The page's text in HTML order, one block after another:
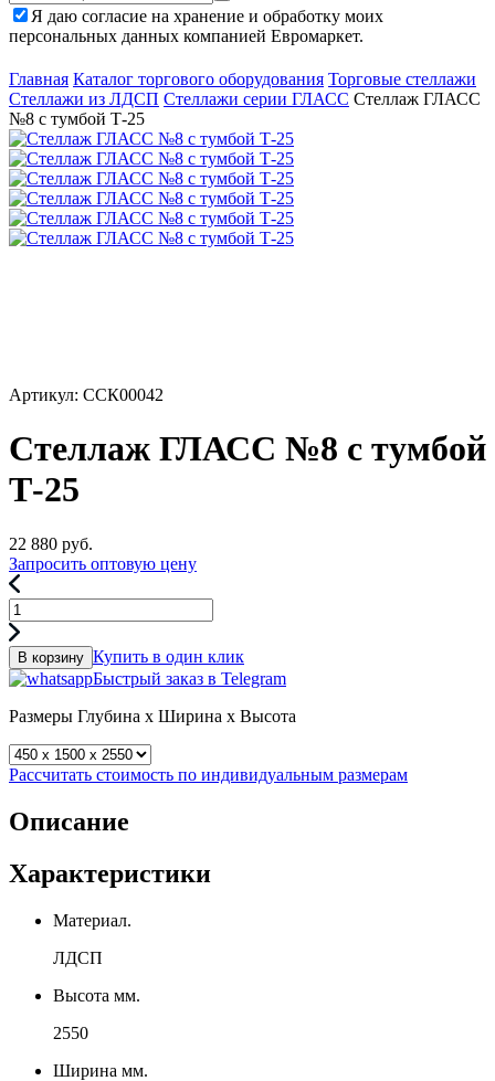
Я даю согласие на хранение и обработку моих
персональных данных компанией Евромаркет.
Главная Каталог торгового оборудования Торговые стеллажи
Стеллажи из ЛДСП Стеллажи серии ГЛАСС Стеллаж ГЛАСС
№8 с тумбой Т-25
Артикул: ССК00042
Стеллаж ГЛАСС №8 с тумбой
Т-25
22 880 руб.
Запросить оптовую цену
В корзину Купить в один клик
Быстрый заказ в Telegram
Размеры Глубина x Ширина x Высота
Рассчитать стоимость по индивидуальным размерам
Описание
Характеристики
Материал.
ЛДСП
Высота мм.
2550
Ширина мм.